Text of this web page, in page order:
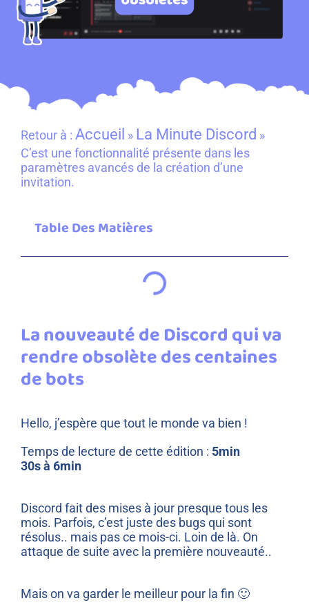
Retour à : Accueil » La Minute Discord »
C’est une fonctionnalité présente dans les
paramètres avancés de la création d’une
invitation.
Table Des Matières
La nouveauté de Discord qui va
rendre obsolète des centaines
de bots
Hello, j’espère que tout le monde va bien !
Temps de lecture de cette édition : 5min
30s à 6min
Discord fait des mises à jour presque tous les
mois. Parfois, c’est juste des bugs qui sont
résolus.. mais pas ce mois-ci. Loin de là. On
attaque de suite avec la première nouveauté..
Mais on va garder le meilleur pour la fin 🙂